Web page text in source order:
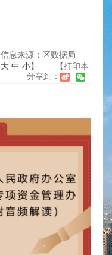
信息来源：区数据局
大 中 小】
【打印本
分享到：